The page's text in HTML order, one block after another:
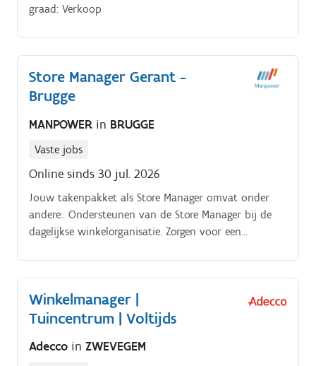
graad: Verkoop
Store Manager Gerant -
Brugge
MANPOWER in BRUGGE
Vaste jobs
Online sinds 30 jul. 2026
Jouw takenpakket als Store Manager omvat onder
andere:. Ondersteunen van de Store Manager bij de
dagelijkse winkelorganisatie. Zorgen voor een
doelstellingen en prioriteiten.
Winkelmanager |
Tuincentrum | Voltijds
Adecco in ZWEVEGEM